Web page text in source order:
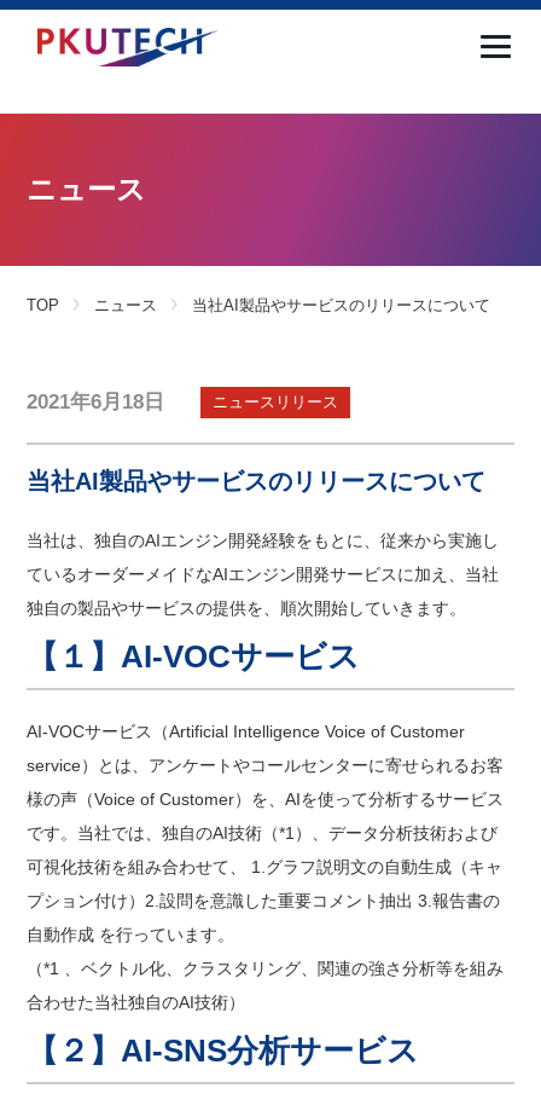
ニュース
TOP ニュース 当社AI製品やサービスのリリースについて
2021年6月18日 ニュースリリース
当社AI製品やサービスのリリースについて
当社は、独自のAIエンジン開発経験をもとに、従来から実施し
ているオーダーメイドなAIエンジン開発サービスに加え、当社
独自の製品やサービスの提供を、順次開始していきます。
【１】AI-VOCサービス
AI-VOCサービス（Artificial Intelligence Voice of Customer
service）とは、アンケートやコールセンターに寄せられるお客
様の声（Voice of Customer）を、AIを使って分析するサービス
です。当社では、独自のAI技術（*1）、データ分析技術および
可視化技術を組み合わせて、 1.グラフ説明文の自動生成（キャ
プション付け）2.設問を意識した重要コメント抽出 3.報告書の
自動作成 を行っています。
（*1 、ベクトル化、クラスタリング、関連の強さ分析等を組み
合わせた当社独自のAI技術）
【２】AI-SNS分析サービス